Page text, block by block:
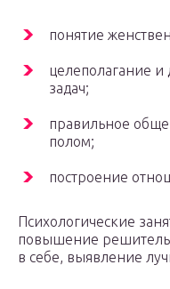
понятие
целеполагание и
задач;
правильное
полом;
построение
Психологические
повышение
в себе, выявление